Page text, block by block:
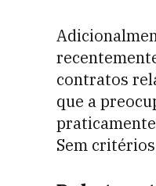
contratos
que a
Sem